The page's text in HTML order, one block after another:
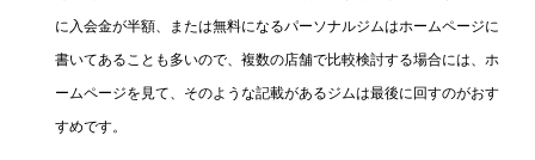
に入会金が半額、または無料になるパーソナルジムはホームページに
書いてあることも多いので、複数の店舗で比較検討する場合には、ホ
ームページを見て、そのような記載があるジムは最後に回すのがおす
すめです。